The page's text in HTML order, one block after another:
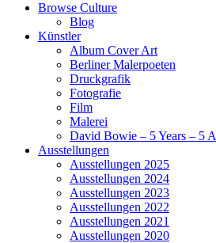
Browse Culture
Blog
Künstler
Album Cover Art
Berliner Malerpoeten
Druckgrafik
Fotografie
Film
Malerei
David Bowie – 5 Years – 5
Ausstellungen
Ausstellungen 2025
Ausstellungen 2024
Ausstellungen 2023
Ausstellungen 2022
Ausstellungen 2021
Ausstellungen 2020